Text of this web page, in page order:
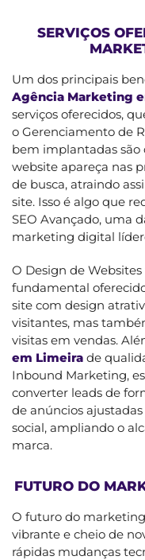
SERVIÇOS
Um dos principais
Agência Marketing
serviços oferecidos,
o Gerenciamento de
bem implantadas são
website apareça nas
de busca, atraindo
site. Isso é algo que
SEO Avançado, uma
marketing digital
O Design de
fundamental
site com design
visitantes, mas
visitas em vendas.
em Limeira de
Inbound Marketing,
converter leads de
de anúncios
social, ampliando o
marca.
FUTURO DO
O futuro do
vibrante e cheio de
rápidas mudanças